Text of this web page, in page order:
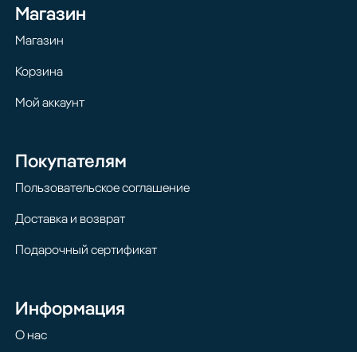
Магазин
Магазин
Корзина
Мой аккаунт
Покупателям
Пользовательское соглашение
Доставка и возврат
Подарочный сертификат
Информация
О нас